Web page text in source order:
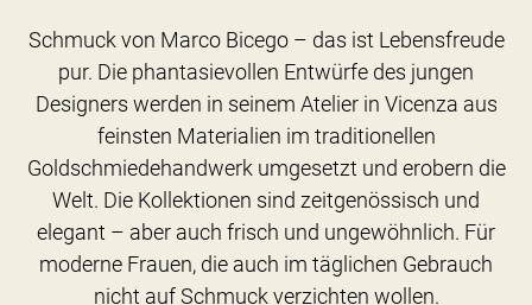
Schmuck von Marco Bicego – das ist Lebensfreude
pur. Die phantasievollen Entwürfe des jungen
Designers werden in seinem Atelier in Vicenza aus
feinsten Materialien im traditionellen
Goldschmiedehandwerk umgesetzt und erobern die
Welt. Die Kollektionen sind zeitgenössisch und
elegant – aber auch frisch und ungewöhnlich. Für
moderne Frauen, die auch im täglichen Gebrauch
nicht auf Schmuck verzichten wollen.